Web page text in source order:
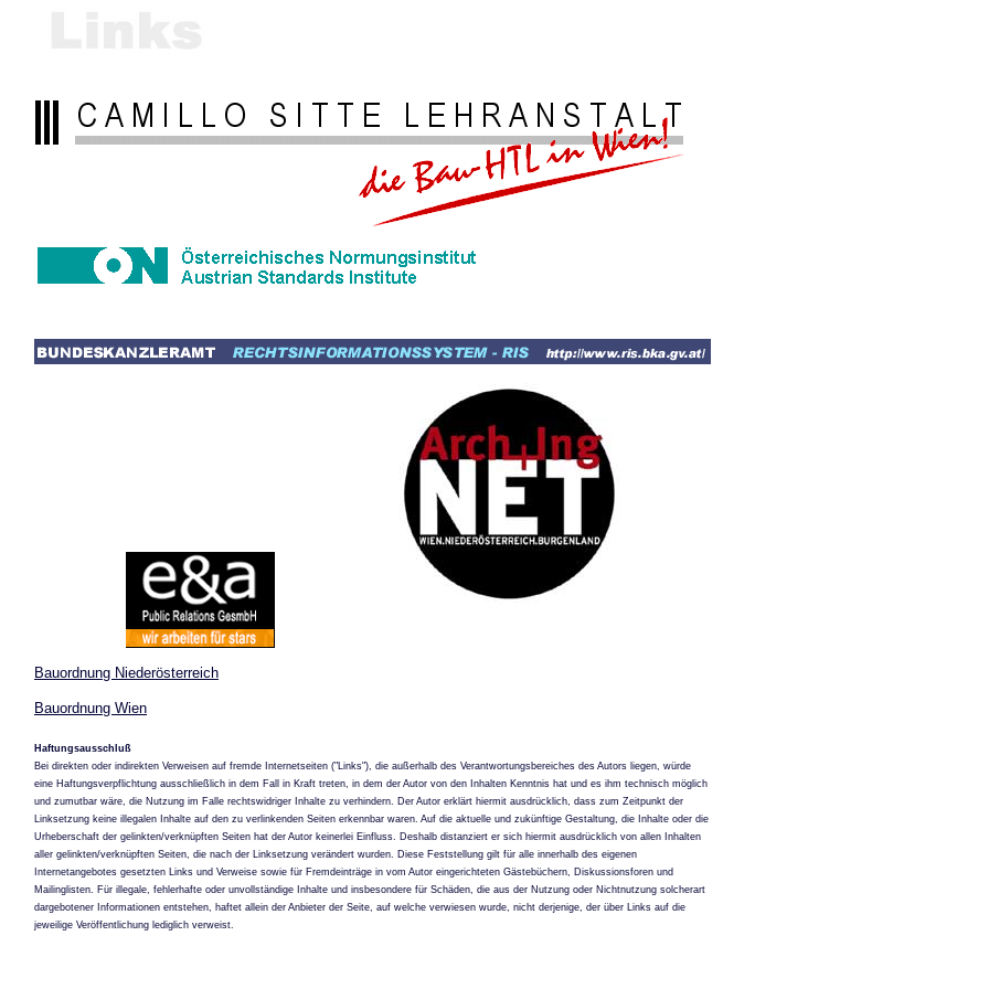
Bauordnung Niederösterreich
Bauordnung Wien
Haftungsausschluß
Bei direkten oder indirekten Verweisen auf fremde Internetseiten ("Links"), die außerhalb des Verantwortungsbereiches des Autors liegen, würde
eine Haftungsverpflichtung ausschließlich in dem Fall in Kraft treten, in dem der Autor von den Inhalten Kenntnis hat und es ihm technisch möglich
und zumutbar wäre, die Nutzung im Falle rechtswidriger Inhalte zu verhindern. Der Autor erklärt hiermit ausdrücklich, dass zum Zeitpunkt der
Linksetzung keine illegalen Inhalte auf den zu verlinkenden Seiten erkennbar waren. Auf die aktuelle und zukünftige Gestaltung, die Inhalte oder die
Urheberschaft der gelinkten/verknüpften Seiten hat der Autor keinerlei Einfluss. Deshalb distanziert er sich hiermit ausdrücklich von allen Inhalten
aller gelinkten/verknüpften Seiten, die nach der Linksetzung verändert wurden. Diese Feststellung gilt für alle innerhalb des eigenen
Internetangebotes gesetzten Links und Verweise sowie für Fremdeinträge in vom Autor eingerichteten Gästebüchern, Diskussionsforen und
Mailinglisten. Für illegale, fehlerhafte oder unvollständige Inhalte und insbesondere für Schäden, die aus der Nutzung oder Nichtnutzung solcherart
dargebotener Informationen entstehen, haftet allein der Anbieter der Seite, auf welche verwiesen wurde, nicht derjenige, der über Links auf die
jeweilige Veröffentlichung lediglich verweist.